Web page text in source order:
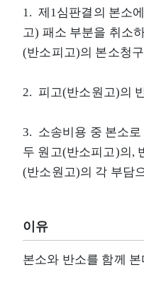
1. 제1심판결의 본소
고) 패소 부분을 취소
(반소피고)의 본소청
2. 피고(반소원고)의
3. 소송비용 중 본소로
두 원고(반소피고)의,
(반소원고)의 각 부담
이유
본소와 반소를 함께 본